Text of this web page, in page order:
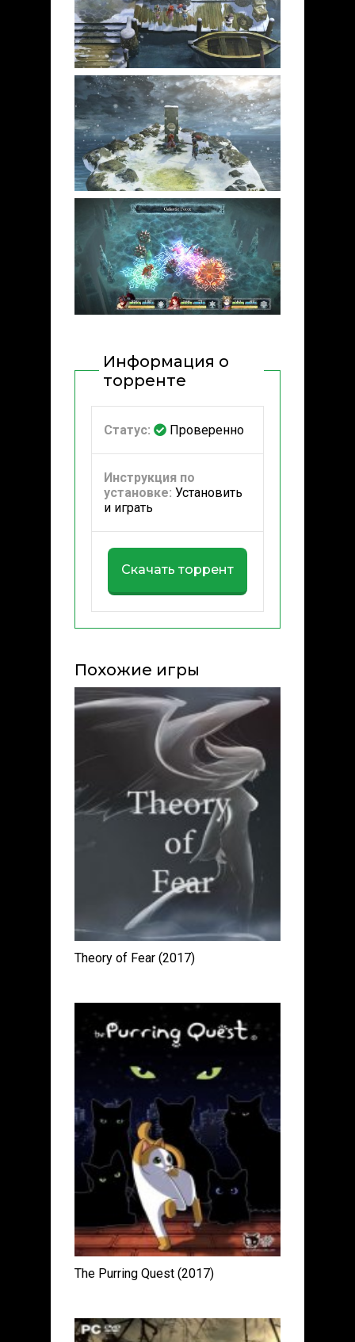
Информация о
торренте
Статус: Проверенно
Инструкция по
установке: Установить
и играть
Скачать торрент
Похожие игры
Theory of Fear (2017)
The Purring Quest (2017)